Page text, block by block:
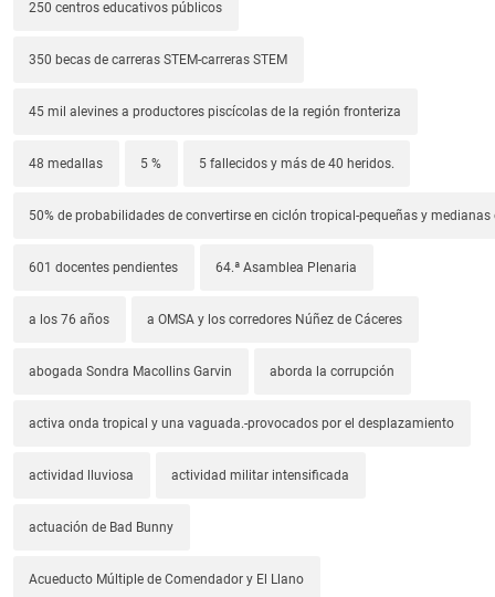
250 centros educativos públicos
350 becas de carreras STEM-carreras STEM
45 mil alevines a productores piscícolas de la región fronteriza
48 medallas 5 % 5 fallecidos y más de 40 heridos.
50% de probabilidades de convertirse en ciclón tropical-pequeñas y
601 docentes pendientes 64.ª Asamblea Plenaria
a los 76 años a OMSA y los corredores Núñez de Cáceres
abogada Sondra Macollins Garvin aborda la corrupción
activa onda tropical y una vaguada.-provocados por el desplazamiento
actividad lluviosa actividad militar intensificada
actuación de Bad Bunny
Acueducto Múltiple de Comendador y El Llano